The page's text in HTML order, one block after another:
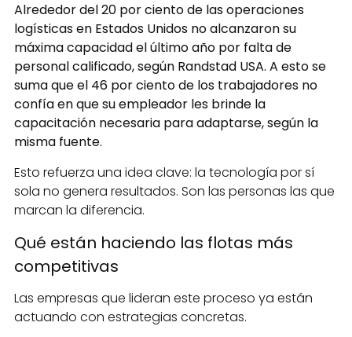
Alrededor del 20 por ciento de las operaciones
logísticas en Estados Unidos no alcanzaron su
máxima capacidad el último año por falta de
personal calificado, según Randstad USA. A esto se
suma que el 46 por ciento de los trabajadores no
confía en que su empleador les brinde la
capacitación necesaria para adaptarse, según la
misma fuente.
Esto refuerza una idea clave: la tecnología por sí
sola no genera resultados. Son las personas las que
marcan la diferencia.
Qué están haciendo las flotas más
competitivas
Las empresas que lideran este proceso ya están
actuando con estrategias concretas.